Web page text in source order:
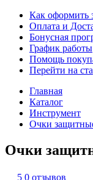
Как оформить
Оплата и
Бонусная
График работы
Помощь
Перейти на
Главная
Каталог
Инструмент
Очки
Очки
5 0 отзывов